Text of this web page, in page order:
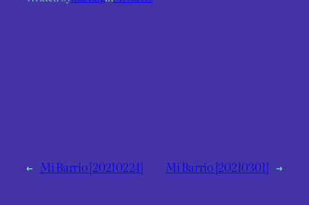
← Mi Barrio [20210224] Mi Barrio [20210301] →